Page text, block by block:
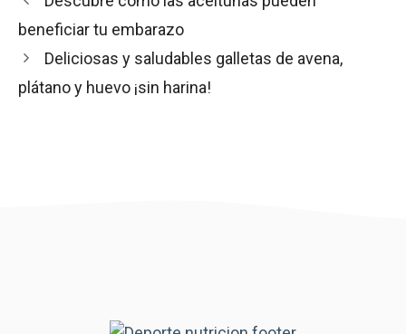
beneficiar tu embarazo
Deliciosas y saludables galletas de avena,
plátano y huevo ¡sin harina!